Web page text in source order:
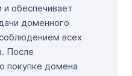
и обеспечивает
доменного
всех
После
покупке домена